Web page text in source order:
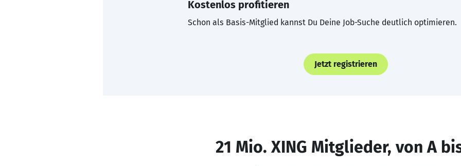
Kostenlos profitieren
Schon als Basis-Mitglied kannst Du Deine Job-Suche deutlich optimieren.
Jetzt registrieren
21 Mio. XING Mitglieder, von A